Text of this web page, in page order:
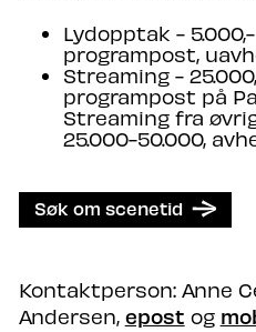
Lydopptak -
programpost,
Streaming -
programpost på
Streaming fra
25.000-50.000,
Søk om scenetid
Kontaktperson: Anne
Andersen, epost og